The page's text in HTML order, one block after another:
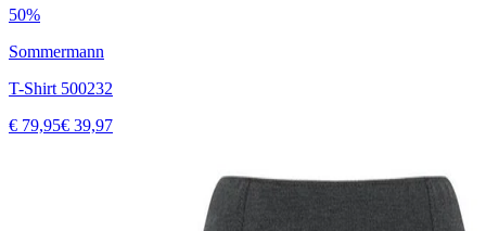
50%
Sommermann
T-Shirt 500232
€ 79,95€ 39,97